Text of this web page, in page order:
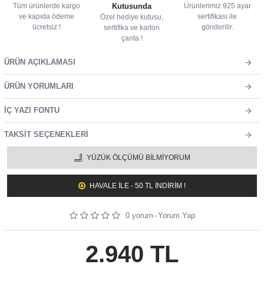
Tüm ürünlerde kargo
ve kapıda ödeme
ücretsiz !
Kutusunda
Özel hediye kutusu,
sertifika ve karton
çanta !
Ürünlerimiz 925 ayar
sertifikası ile
gönderilir.
ÜRÜN AÇIKLAMASI
ÜRÜN YORUMLARI
İÇ YAZI FONTU
TAKSIT SEÇENEKLERI
YÜZÜK ÖLÇÜMÜ BILMIYORUM
HAVALE ILE - 50 TL İNDİRİM !
0 yorum -Yorum Yap
2.940 TL